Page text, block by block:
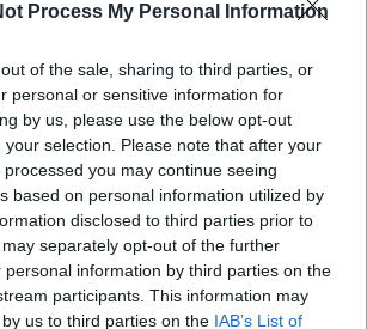
Process My Personal Information
of the sale, sharing to third parties, or
personal or sensitive information for
by us, please use the below opt-out
selection. Please note that after your
you may continue seeing
based on personal information utilized by
disclosed to third parties prior to
separately opt-out of the further
personal information by third parties on the
participants. This information may
us to third parties on the IAB’s List of